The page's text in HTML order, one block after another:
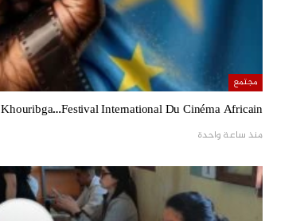
مجتمع
Khouribga…Festival International Du Cinéma Africain
منذ ساعة واحدة